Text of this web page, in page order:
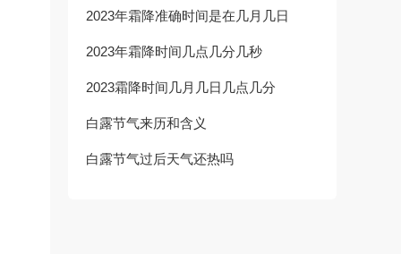
2023年霜降准确时间是在几月几日
2023年霜降时间几点几分几秒
2023霜降时间几月几日几点几分
白露节气来历和含义
白露节气过后天气还热吗